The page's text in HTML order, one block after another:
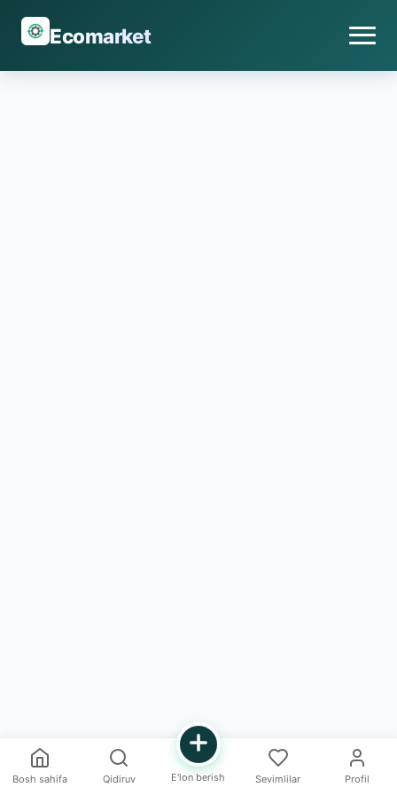
Ecomarket
Bosh sahifa Qidiruv E'lon berish Sevimlilar Profil